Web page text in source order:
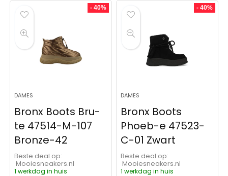
- 40%
DAMES
Bronx Boots Bru-
te 47514-M-107
Bronze-42
Beste deal op:
Mooiesneakers.nl
1 werkdag in huis
- 40%
DAMES
Bronx Boots
Phoeb-e 47523-
C-01 Zwart
Beste deal op:
Mooiesneakers.nl
1 werkdag in huis